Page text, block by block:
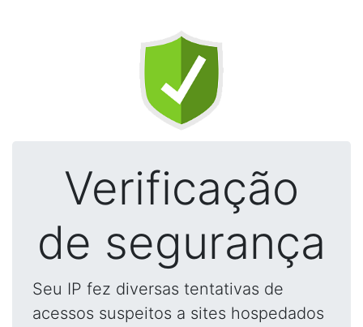
Verificação
de segurança
Seu IP fez diversas tentativas de
acessos suspeitos a sites hospedados